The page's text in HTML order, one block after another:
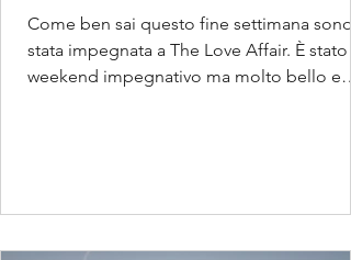
Come ben sai questo fine settimana sono
stata impegnata a The Love Affair. È stato
weekend impegnativo ma molto bello e